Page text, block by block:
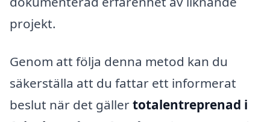
projekt.
Genom att följa denna metod kan du
säkerställa att du fattar ett informerat
beslut när det gällertotalentreprenad i